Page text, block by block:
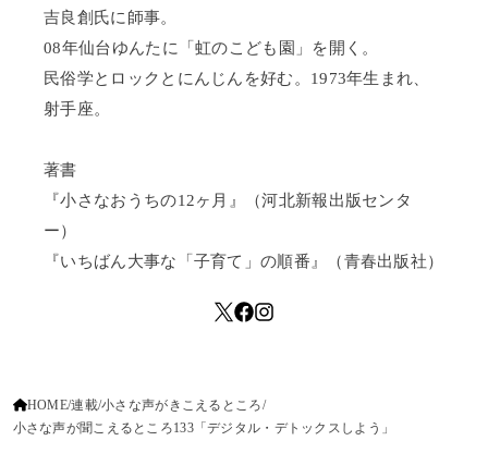
吉良創氏に師事。
08年仙台ゆんたに「虹のこども園」を開く。
民俗学とロックとにんじんを好む。1973年生まれ、
射手座。
著書
『小さなおうちの12ヶ月』（河北新報出版センタ
ー）
『いちばん大事な「子育て」の順番』（青春出版社）
HOME 連載 小さな声がきこえるところ
小さな声が聞こえるところ133「デジタル・デトックスしよう」